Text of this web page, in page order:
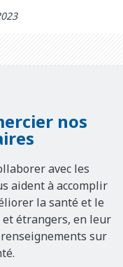
nos
avec les
aident à accomplir
la santé et le
étrangers, en leur
sur